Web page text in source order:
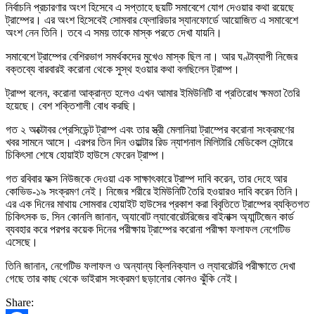
নির্বাচনি প্রচারণার অংশ হিসেবে এ সপ্তাহে ছয়টি সমাবেশে যোগ দেওয়ার কথা রয়েছে
ট্রাম্পের। এর অংশ হিসেবেই সোমবার ফ্লোরিডার স্যানফোর্ডে আয়োজিত এ সমাবেশে
অংশ নেন তিনি। তবে এ সময় তাকে মাস্ক পরতে দেখা যায়নি।
সমাবেশে ট্রাম্পের বেশিরভাগ সমর্থকদের মুখেও মাস্ক ছিল না। আর ঘণ্টাব্যাপী নিজের
বক্তব্যে বারবারই করোনা থেকে সুস্থ হওয়ার কথা বলছিলেন ট্রাম্প।
ট্রাম্প বলেন, করোনা আক্রান্ত হলেও এখন আমার ইমিউনিটি বা প্রতিরোধ ক্ষমতা তৈরি
হয়েছে। বেশ শক্তিশালী বোধ করছি।
গত ২ অক্টোবর প্রেসিডেন্ট ট্রাম্প এবং তার স্ত্রী মেলানিয়া ট্রাম্পের করোনা সংক্রমণের
খবর সামনে আসে। এরপর তিন দিন ওয়াল্টার রিড ন্যাশনাল মিলিটারি মেডিকেল সেন্টারে
চিকিৎসা শেষে হোয়াইট হাউসে ফেরেন ট্রাম্প।
গত রবিবার ফক্স নিউজকে দেওয়া এক সাক্ষাৎকারে ট্রাম্প দাবি করেন, তার দেহে আর
কোভিড-১৯ সংক্রমণ নেই। নিজের শরীরে ইমিউনিটি তৈরি হওয়ারও দাবি করেন তিনি।
এর এক দিনের মাথায় সোমবার হোয়াইট হাউসের প্রকাশ করা বিবৃতিতে ট্রাম্পের ব্যক্তিগত
চিকিৎসক ড. সিন কোনলি জানান, অ্যাবোট ল্যাবোরেটরিজের বাইনাক্স অ্যান্টিজেন কার্ড
ব্যবহার করে পরপর কয়েক দিনের পরীক্ষায় ট্রাম্পের করোনা পরীক্ষা ফলাফল নেগেটিভ
এসেছে।
তিনি জানান, নেগেটিভ ফলাফল ও অন্যান্য ক্লিনিক্যাল ও ল্যাবরেটরি পরীক্ষাতে দেখা
গেছে তার কাছ থেকে ভাইরাস সংক্রমণ ছড়ানোর কোনও ঝুঁকি নেই।
Share: